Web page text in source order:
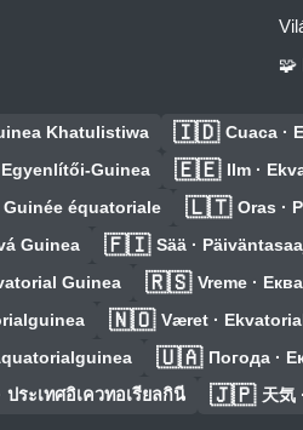
🧩
Khatulistiwa 🇮🇩 Cuaca ·
Egyenlítői-Guinea 🇪🇪 Ilm ·
Guinée équatoriale 🇱🇹 Oras ·
Guinea 🇫🇮 Sää ·
Guinea 🇷🇸 Vreme ·
🇳🇴 Været ·
🇺🇦 Погода ·
ประเทศอิเควทอเรียลกินี 🇯🇵 天気